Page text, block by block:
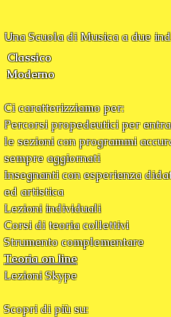
Una Scuola di Musica a due
Classico
Moderno
Ci caratterizziamo per:
Percorsi propedeutici per
le sezioni con programmi
sempre aggiornati
Insegnanti con esperienza
ed artistica
Lezioni individuali
Corsi di teoria collettivi
Strumento complementare
Teoria on line
Lezioni Skype
Scopri di più su: